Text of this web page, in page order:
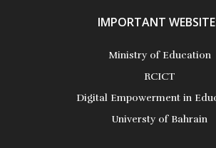
IMPORTANT
Ministry of Education
RCICT
Digital Empowerment in
Universty of Bahrain